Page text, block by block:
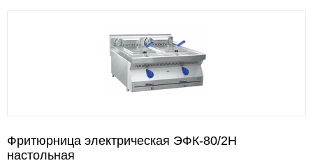
Фритюрница электрическая ЭФК-80/2Н
настольная